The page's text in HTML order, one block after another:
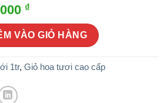
₫.
₫Giá
hiện
tại
là:
800.000 ₫.
số lượng
VÀO GIỎ HÀNG
1tr, Giỏ hoa tươi cao cấp